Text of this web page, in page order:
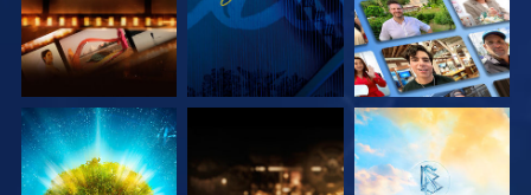
SERIE
SERIE
SERIE